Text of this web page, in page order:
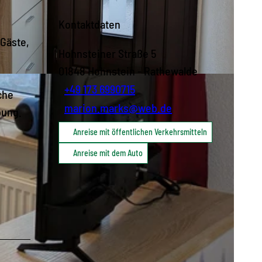
Kontaktdaten
Hohnsteiner Straße 5
01848Hohnstein- Rathewalde
+49 173 6990715
marion.marks@web.de
Anreise mit öffentlichen Verkehrsmitteln
Anreise mit dem Auto